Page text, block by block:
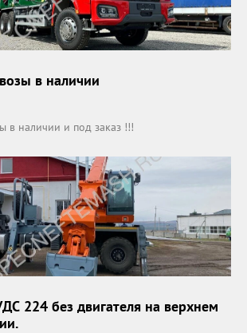
в наличии
в наличии и под заказ !!!
224 без двигателя на верхнем